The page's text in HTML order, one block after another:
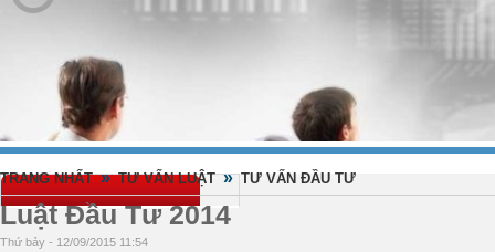
TRANG NHẤT » TƯ VẤN LUẬT » TƯ VẤN ĐẦU TƯ
Luật Đầu Tư 2014
Thứ bảy - 12/09/2015 11:54